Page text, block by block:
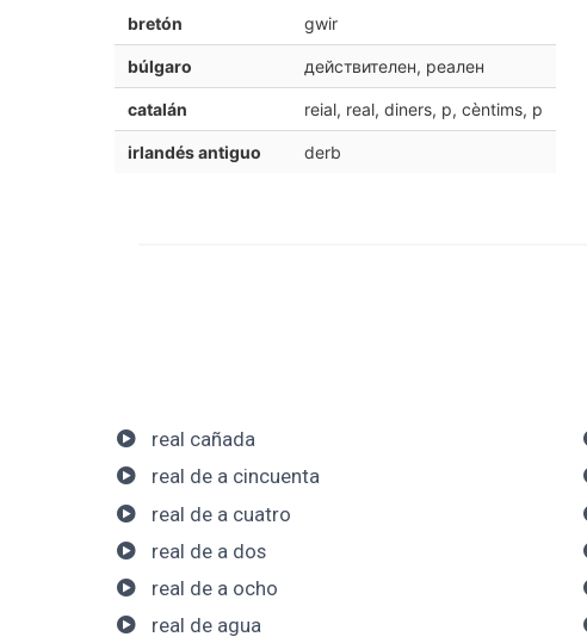
bretón gwir
búlgaro действителен, реален
catalán reial, real, diners, p, cèntims, p
irlandés antiguo derb
real cañada
real de a cincuenta
real de a cuatro
real de a dos
real de a ocho
real de agua